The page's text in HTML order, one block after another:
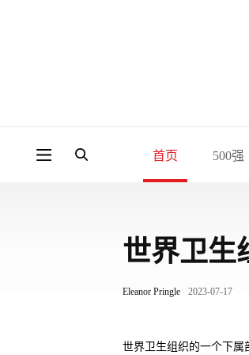
首页 500强
世界卫生
Eleanor Pringle 2023-07-17
世界卫生组织的一个下属